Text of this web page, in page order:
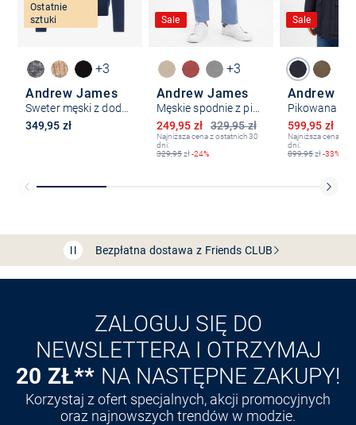
Ostatnie
sztuki
+3
Andrew James
349,95 zł
Sale
+3
Andrew James
329,95 zł
Obniżona cena
249,95 zł
Najniższa cena z ostatnich 30
dni:
329,95zł-24%
Sale
Andrew
Obniżona
599,95 zł
Najniższa cena z
dni:
899,95zł-33%
Bezpłatna dostawa z FriendsCLUB
Przedłużenie czasu zwrotu towaru: 60 dni
Odkryj aplikację VAN GRAAF
ZALOGUJ SIĘ DO
NEWSLETTERA I OTRZYMAJ
20 ZŁ** NA NASTĘPNE ZAKUPY!
Korzystaj z ofert specjalnych, akcji promocyjnych
oraz najnowszych trendów w modzie.